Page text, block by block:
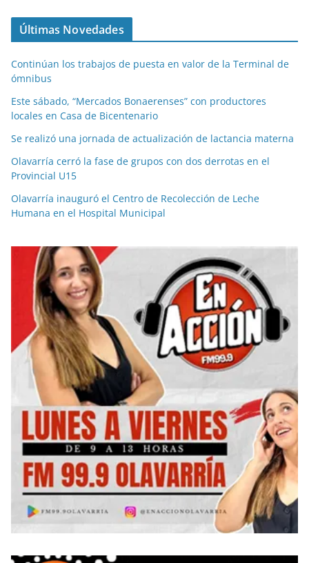
Últimas Novedades
Continúan los trabajos de puesta en valor de la Terminal de
ómnibus
Este sábado, “Mercados Bonaerenses” con productores
locales en Casa de Bicentenario
Se realizó una jornada de actualización de lactancia materna
Olavarría cerró la fase de grupos con dos derrotas en el
Provincial U15
Olavarría inauguró el Centro de Recolección de Leche
Humana en el Hospital Municipal